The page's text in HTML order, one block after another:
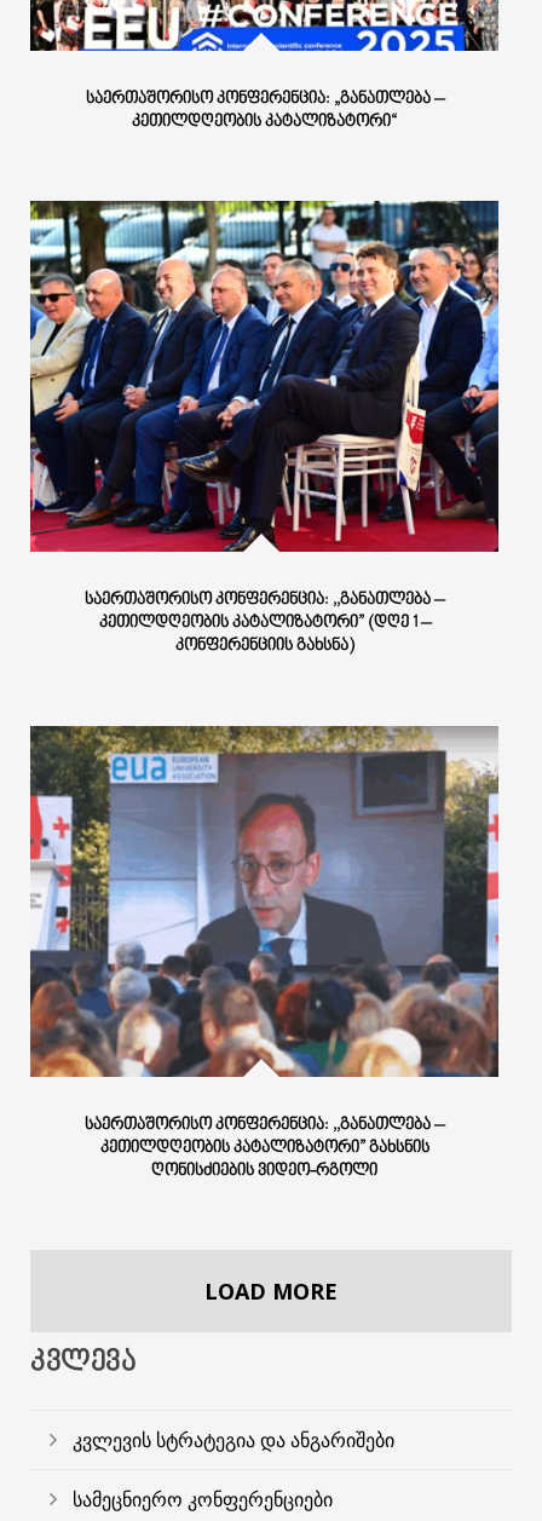
ᲡᲐᲔᲠᲗᲐᲨᲝᲠᲘᲡᲝ ᲙᲝᲜᲤᲔᲠᲔᲜᲪᲘᲐ: „ᲒᲐᲜᲐᲗᲚᲔᲑᲐ –
ᲙᲔᲗᲘᲚᲓᲦᲔᲝᲑᲘᲡ ᲙᲐᲢᲐᲚᲘᲖᲐᲢᲝᲠᲘ“
ᲡᲐᲔᲠᲗᲐᲨᲝᲠᲘᲡᲝ ᲙᲝᲜᲤᲔᲠᲔᲜᲪᲘᲐ: ,,ᲒᲐᲜᲐᲗᲚᲔᲑᲐ –
ᲙᲔᲗᲘᲚᲓᲦᲔᲝᲑᲘᲡ ᲙᲐᲢᲐᲚᲘᲖᲐᲢᲝᲠᲘ” (ᲓᲦᲔ 1 –
ᲙᲝᲜᲤᲔᲠᲔᲜᲪᲘᲘᲡ ᲒᲐᲮᲡᲜᲐ)
ᲡᲐᲔᲠᲗᲐᲨᲝᲠᲘᲡᲝ ᲙᲝᲜᲤᲔᲠᲔᲜᲪᲘᲐ: ,,ᲒᲐᲜᲐᲗᲚᲔᲑᲐ –
ᲙᲔᲗᲘᲚᲓᲦᲔᲝᲑᲘᲡ ᲙᲐᲢᲐᲚᲘᲖᲐᲢᲝᲠᲘ” ᲒᲐᲮᲡᲜᲘᲡ
ᲦᲝᲜᲘᲡᲫᲘᲔᲑᲘᲡ ᲕᲘᲓᲔᲝ-ᲠᲒᲝᲚᲘ
LOAD MORE
ᲙᲕᲚᲔᲕᲐ
კვლევის სტრატეგია და ანგარიშები
სამეცნიერო კონფერენციები